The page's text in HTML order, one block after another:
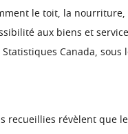
le toit, la nourriture,
aux biens et
Canada, sous
recueillies révèlent que